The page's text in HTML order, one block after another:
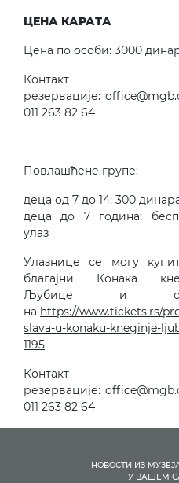
ЦЕНА КАРАТА
Цена по особи: 3000
резервације:
011 263 82 64
Повлашћене групе:
деца од 7 до 14: 300
деца до 7 година:
улаз
Улазнице се могу
благајни Конака
Љубице и
на https://www.tickets.rs/
slava-u-konaku-kneginje-
1195
резервације:
011 263 82 64
НОВОСТИ ИЗ
У ВАШЕМ